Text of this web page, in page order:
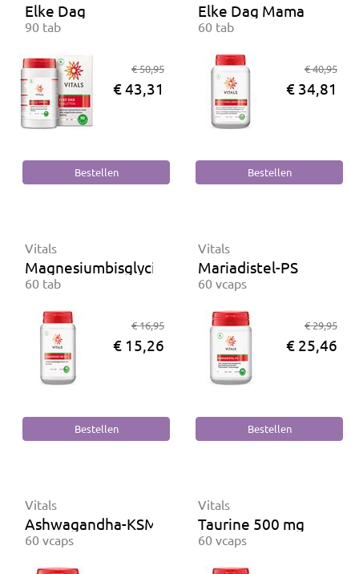
Elke Dag
90 tab
€ 50,95
€ 43,31
Elke Dag Mama
60 tab
€ 40,95
€ 34,81
Vitals
Magnesiumbisglycinaat 100 mg
60 tab
€ 16,95
€ 15,26
Vitals
Mariadistel-PS
60 vcaps
€ 29,95
€ 25,46
Vitals
Ashwagandha-KSM Biologisch
60 vcaps
Vitals
Taurine 500 mg
60 vcaps